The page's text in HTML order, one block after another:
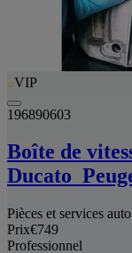
VIP
196890603
Boîte de
Pièces et services
Prix€749
Professionnel